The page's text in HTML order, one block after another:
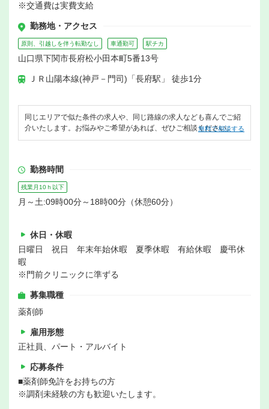
※交通費は実費支給
勤務地・アクセス
原則、引越しを伴う転勤なし 車通勤可 駅チカ
山口県下関市長府松小田本町5番13号
ＪＲ山陽本線(神戸－門司)「長府駅」 徒歩1分
同じエリアで似た条件の求人や、同じ路線の求人なども喜んでご紹
介いたします。お悩みやご希望があれば、ぜひご相談ください。
無料で相談する
勤務時間
残業月10ｈ以下
月～土:09時00分～18時00分（休憩60分）
休日・休暇
日曜日 祝日 年末年始休暇 夏季休暇 有給休暇 慶弔休
暇
※門前クリニックに準ずる
募集職種
薬剤師
雇用形態
正社員、パート・アルバイト
応募条件
■薬剤師免許をお持ちの方
※調剤未経験の方も歓迎いたします。